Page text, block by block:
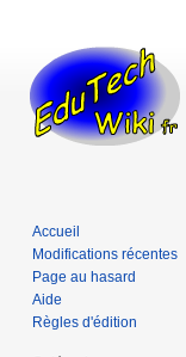
Accueil
Modifications récentes
Page au hasard
Aide
Règles d'édition